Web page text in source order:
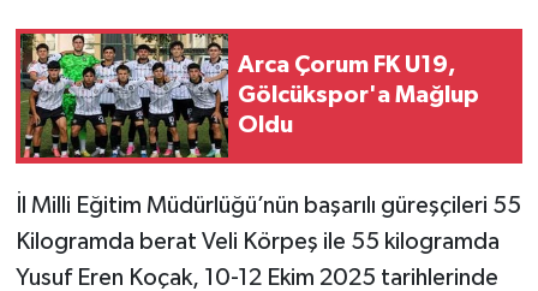
Arca Çorum FK U19,
Gölcükspor'a Mağlup
Oldu
İl Milli Eğitim Müdürlüğü’nün başarılı güreşçileri 55
Kilogramda berat Veli Körpeş ile 55 kilogramda
Yusuf Eren Koçak, 10-12 Ekim 2025 tarihlerinde